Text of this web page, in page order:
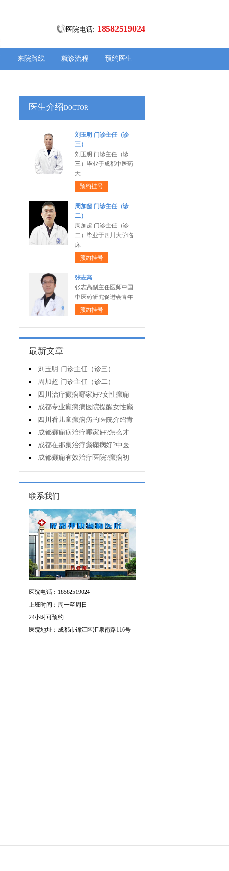
医院电话: 18582519024
来院路线 就诊流程 预约医生
医生介绍DOCTOR
刘玉明 门诊主任（诊
三）
刘玉明 门诊主任（诊
三）毕业于成都中医药
大
预约挂号
周加超 门诊主任（诊
二）
周加超 门诊主任（诊
二）毕业于四川大学临
床
预约挂号
张志高
张志高副主任医师中国
中医药研究促进会青年
预约挂号
最新文章
刘玉明 门诊主任（诊三）
周加超 门诊主任（诊二）
四川治疗癫痫哪家好?女性癫痫
怎么预防?
成都专业癫痫病医院提醒女性癫
痫患者在经期要注意什么?
四川看儿童癫痫病的医院介绍青
少年癫痫病的病因
成都癫痫病治疗哪家好?怎么才
能诊断孩子是不是得了癫痫?
成都在那集治疗癫痫病好?中医
治疗癫痫病好吗?
成都癫痫有效治疗医院?癫痫初
期怎么治疗?
联系我们
医院电话：18582519024
上班时间：周一至周日
24小时可预约
医院地址：成都市锦江区汇泉南路116号